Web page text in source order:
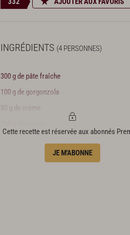
INGRÉDIENTS (4 PERSONNES)
300 g de pâte fraîche
100 g de gorgonzola
80 g de crème
Cette recette est réservée aux abonnés
JE M'ABONNE